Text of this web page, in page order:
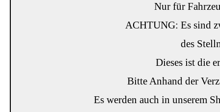
Nur für
ACHTUNG: Es sind
des
Dieses ist die
Bitte Anhand der
Es werden auch in unserem